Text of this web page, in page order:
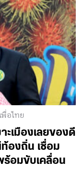
อไทย
ะเมืองเลยของดี
องถิ่น เชื่อม
ร้อมขับเคลื่อน